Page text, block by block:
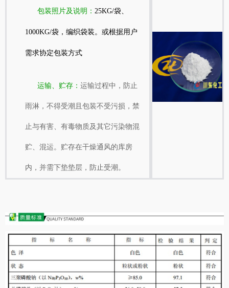
包装照片及说明： 25KG/袋、
1000KG/袋，编织袋装。或根据用户
需求协定包装方式
运输、贮存： 运输过程中，防止
雨淋，不得受潮且包装不受污损，禁
止与有害、有毒物质及其它污染物混
贮、混运。贮存在干燥通风的库房
内，并需下垫垫层，防止受潮。